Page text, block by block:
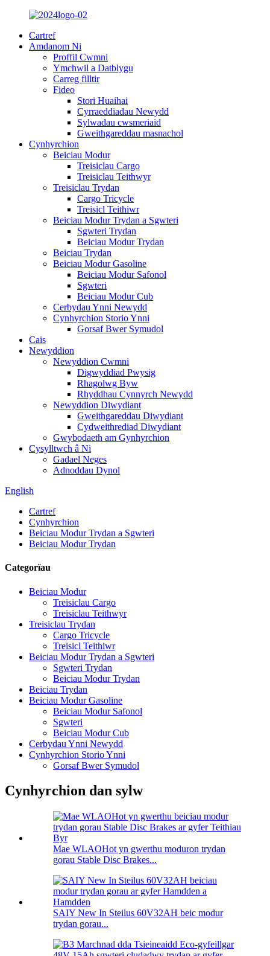
Cartref
Amdanom Ni
Proffil Cwmni
Ymchwil a Datblygu
Carreg filltir
Fideo
Stori Huaihai
Cyrraeddiadau Newydd
Sylwadau cwsmeriaid
Gweithgareddau masnachol
Cynhyrchion
Beiciau Modur
Treisiclau Cargo
Treisiclau Teithwyr
Treisiclau Trydan
Cargo Tricycle
Treisicl Teithiwr
Beiciau Modur Trydan a Sgwteri
Sgwteri Trydan
Beiciau Modur Trydan
Beiciau Trydan
Beiciau Modur Gasoline
Beiciau Modur Safonol
Sgwteri
Beiciau Modur Cub
Cerbydau Ynni Newydd
Cynhyrchion Storio Ynni
Gorsaf Bwer Symudol
Cais
Newyddion
Newyddion Cwmni
Digwyddiad Pwysig
Rhagolwg Byw
Rhyddhau Cynnyrch Newydd
Newyddion Diwydiant
Gweithgareddau Diwydiant
Cydweithrediad Diwydiant
Gwybodaeth am Gynhyrchion
Cysylltwch â Ni
Gadael Neges
Adnoddau Dynol
English
Cartref
Cynhyrchion
Beiciau Modur Trydan a Sgwteri
Beiciau Modur Trydan
Categorïau
Beiciau Modur
Treisiclau Cargo
Treisiclau Teithwyr
Treisiclau Trydan
Cargo Tricycle
Treisicl Teithiwr
Beiciau Modur Trydan a Sgwteri
Sgwteri Trydan
Beiciau Modur Trydan
Beiciau Trydan
Beiciau Modur Gasoline
Beiciau Modur Safonol
Sgwteri
Beiciau Modur Cub
Cerbydau Ynni Newydd
Cynhyrchion Storio Ynni
Gorsaf Bwer Symudol
Cynhyrchion dan sylw
Mae WLAOHot yn gwerthu moduron trydan
gorau Stable Disc Brakes...
SAIY New In Steilus 60V32AH beic modur
trydan gorau...